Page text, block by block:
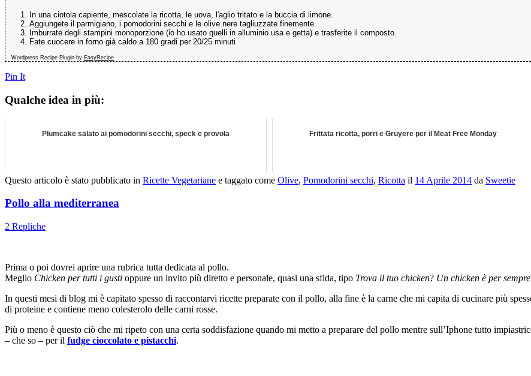
In una ciotola capiente, mescolate la ricotta, le uova, l'aglio tritato e la buccia di limone.
Aggiungete il parmigiano, i pomodorini secchi e le olive nere tagliuzzate finemente.
Imburrate degli stampini monoporzione (io ho usato quelli in alluminio usa e getta) e trasferite il composto.
Fate cuocere in forno già caldo a 180 gradi per 20/25 minuti
Wordpress Recipe Plugin by EasyRecipe
Pin It
Qualche idea in più:
Plumcake salato ai pomodorini secchi, speck e provola Frittata ricotta, porri e Gruyere per il Meat Free Monday
Questo articolo è stato pubblicato in Ricette Vegetariane e taggato come Olive, Pomodorini secchi, Ricotta il 14 Aprile 2014 da Sweetie
Pollo alla mediterranea
2 Repliche
Prima o poi dovrei aprire una rubrica tutta dedicata al pollo.
Meglio Chicken per tutti i gusti oppure un invito più diretto e personale, quasi una sfida, tipo Trova il tuo chicken? Un chicken è per sempre
In questi mesi di blog mi è capitato spesso di raccontarvi ricette preparate con il pollo, alla fine è la carne che mi capita di cucinare più
di proteine e contiene meno colesterolo delle carni rosse.
Più o meno è questo ciò che mi ripeto con una certa soddisfazione quando mi metto a preparare del pollo mentre sull’Iphone tutto
– che so – per il fudge cioccolato e pistacchi.